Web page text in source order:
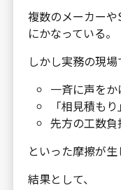
複数のメーカー
にかなっている。
しかし実務の現場
一斉に声を
「相見積も
先方の工数
といった摩擦が生
結果として、